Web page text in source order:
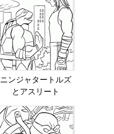
ニンジャタートルズ
とアスリート